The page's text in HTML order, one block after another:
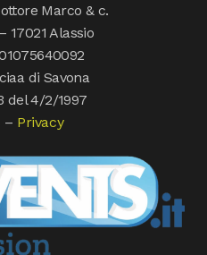
Marco & c.
17021 Alassio
di Savona
del 4/2/1997
– Privacy